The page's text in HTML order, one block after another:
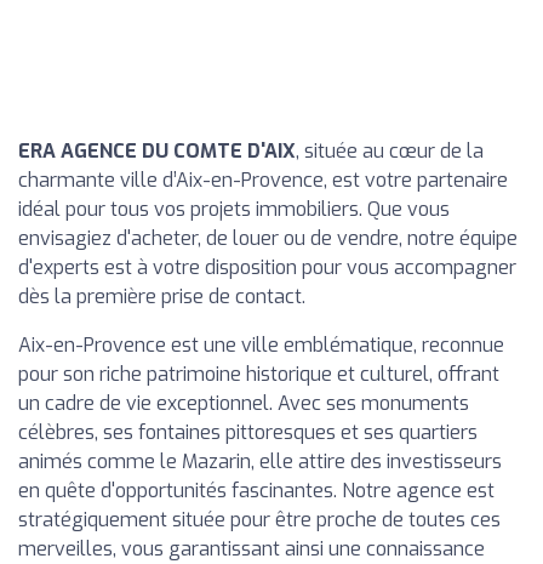
ERA AGENCE DU COMTE D'AIX, située au cœur de la
charmante ville d’Aix-en-Provence, est votre partenaire
idéal pour tous vos projets immobiliers. Que vous
envisagiez d'acheter, de louer ou de vendre, notre équipe
d'experts est à votre disposition pour vous accompagner
dès la première prise de contact.
Aix-en-Provence est une ville emblématique, reconnue
pour son riche patrimoine historique et culturel, offrant
un cadre de vie exceptionnel. Avec ses monuments
célèbres, ses fontaines pittoresques et ses quartiers
animés comme le Mazarin, elle attire des investisseurs
en quête d'opportunités fascinantes. Notre agence est
stratégiquement située pour être proche de toutes ces
merveilles, vous garantissant ainsi une connaissance